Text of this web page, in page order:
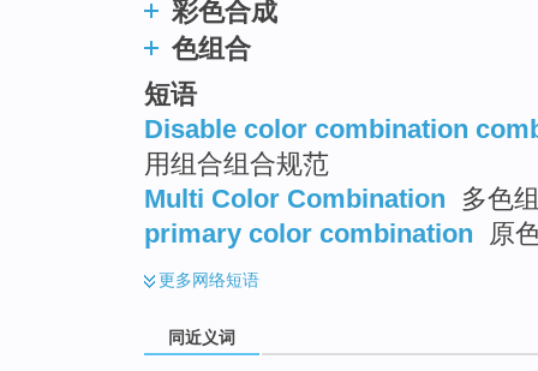
彩色合成
色组合
短语
Disable color combination
用组合组合规范
Multi Color Combination
多色
primary color combination
原
更多网络短语
同近义词